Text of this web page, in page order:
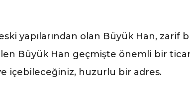
yapılarından olan Büyük Han, zarif
Büyük Han geçmişte önemli bir
içebileceğiniz, huzurlu bir adres.